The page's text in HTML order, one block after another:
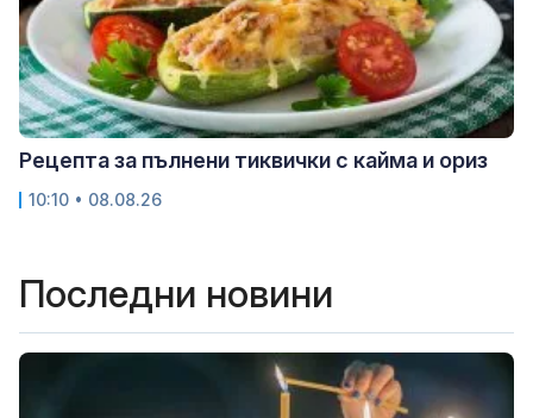
Рецепта за пълнени тиквички с кайма и ориз
10:10 • 08.08.26
Последни новини